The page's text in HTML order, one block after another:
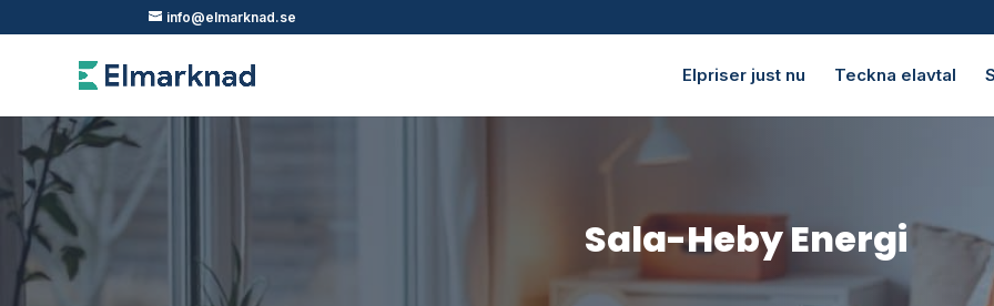
info@elmarknad.se
Elpriser just nu Teckna elavtal
Sala-Heby Energi